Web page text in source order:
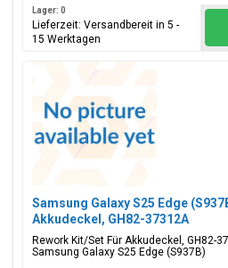
Lager: 0
Lieferzeit: Versandbereit in 5 -
15 Werktagen
Samsung Galaxy S25 Edge
Akkudeckel, GH82-37312A
Rework Kit/Set Für Akkudeckel, GH82-
Samsung Galaxy S25 Edge (S937B)